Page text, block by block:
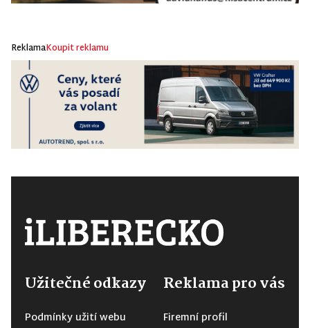
ReklamaKoupit reklamu
Užitečné odkazy
Podmínky užití webu
Reklama pro vás
Firemní profil